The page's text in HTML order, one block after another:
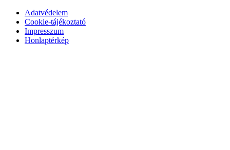
Adatvédelem
Cookie-tájékoztató
Impresszum
Honlaptérkép